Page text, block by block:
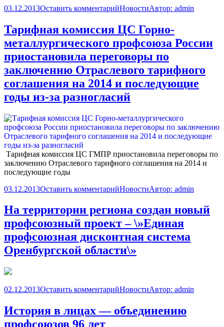
03.12.2013Оставить комментарийНовостиАвтор: admin
Тарифная комиссия ЦС Горно-
металлургического профсоюза России
приостановила переговоры по
заключению Отраслевого тарифного
соглашения на 2014 и последующие
годы из-за разногласий
Тарифная комиссия ЦС ГМПР приостановила переговоры по
заключению Отраслевого тарифного соглашения на 2014 и
последующие годы
03.12.2013Оставить комментарийНовостиАвтор: admin
На территории региона создан новый
профсоюзный проект – \»Единая
профсоюзная дисконтная система
Оренбургской области\»
02.12.2013Оставить комментарийНовостиАвтор: admin
История в лицах — объединению
профсоюзов 96 лет